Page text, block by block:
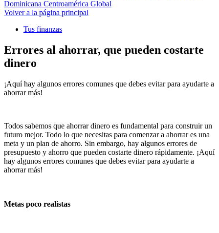
Dominicana Centroamérica Global
Volver a la página principal
Tus finanzas
Errores al ahorrar, que pueden costarte
dinero
¡Aquí hay algunos errores comunes que debes evitar para ayudarte a
ahorrar más!
Todos sabemos que ahorrar dinero es fundamental para construir un
futuro mejor. Todo lo que necesitas para comenzar a ahorrar es una
meta y un plan de ahorro. Sin embargo, hay algunos errores de
presupuesto y ahorro que pueden costarte dinero rápidamente. ¡Aquí
hay algunos errores comunes que debes evitar para ayudarte a
ahorrar más!
Metas poco realistas